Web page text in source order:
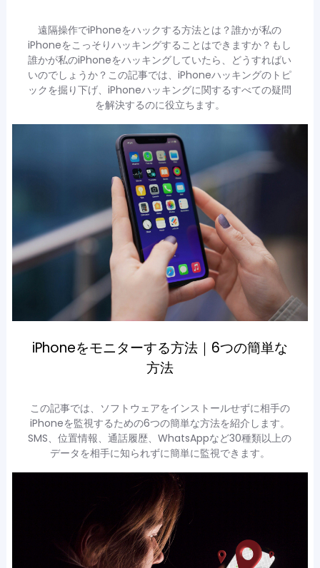
遠隔操作でiPhoneをハックする方法とは？誰かが私の
iPhoneをこっそりハッキングすることはできますか？もし
誰かが私のiPhoneをハッキングしていたら、どうすればい
いのでしょうか？この記事では、iPhoneハッキングのトピ
ックを掘り下げ、iPhoneハッキングに関するすべての疑問
を解決するのに役立ちます。
iPhoneをモニターする方法｜6つの簡単な
方法
この記事では、ソフトウェアをインストールせずに相手の
iPhoneを監視するための6つの簡単な方法を紹介します。
SMS、位置情報、通話履歴、WhatsAppなど30種類以上の
データを相手に知られずに簡単に監視できます。